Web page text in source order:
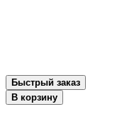
Быстрый заказ
В корзину